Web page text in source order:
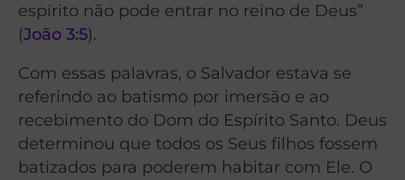
espírito não pode entrar no reino de Deus”
(João 3:5).
Com essas palavras, o Salvador estava se
referindo ao batismo por imersão e ao
recebimento do Dom do Espírito Santo. Deus
determinou que todos os Seus filhos fossem
batizados para poderem habitar com Ele. O